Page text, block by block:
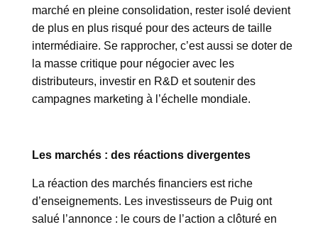
marché en pleine consolidation, rester isolé devient
de plus en plus risqué pour des acteurs de taille
intermédiaire. Se rapprocher, c’est aussi se doter de
la masse critique pour négocier avec les
distributeurs, investir en R&D et soutenir des
campagnes marketing à l’échelle mondiale.
Les marchés : des réactions divergentes
La réaction des marchés financiers est riche
d’enseignements. Les investisseurs de Puig ont
salué l’annonce : le cours de l’action a clôturé en